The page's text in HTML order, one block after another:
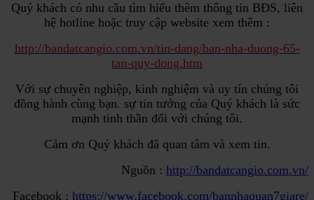
Quý khách có nhu cầu tìm hiểu thêm thông tin BĐS, liên
hệ hotline hoặc truy cập website xem thêm :
http://bandatcangio.com.vn/tin-dang/ban-nha-duong-65-
tan-quy-dong.htm
Với sự chuyên nghiệp, kinh nghiệm và uy tín chúng tôi
đồng hành cùng bạn. sự tin tưởng của Quý khách là sức
mạnh tinh thần đối với chúng tôi.
Cảm ơn Quý khách đã quan tâm và xem tin.
Nguồn : http://bandatcangio.com.vn/
Facebook : https://www.facebook.com/bannhaquan7giare/